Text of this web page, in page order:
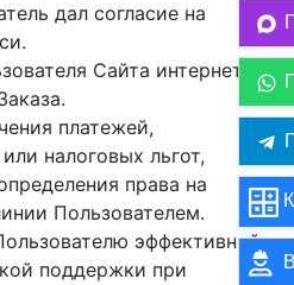
дал согласие на
Сайта интернет-
платежей,
налоговых льгот,
права на
Пользователем.
эффективной
поддержки при